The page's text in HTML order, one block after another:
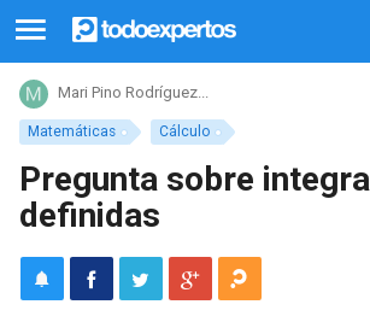
Matemáticas Cálculo
Mari Pino Rodríguez...
Pregunta sobre
definidas